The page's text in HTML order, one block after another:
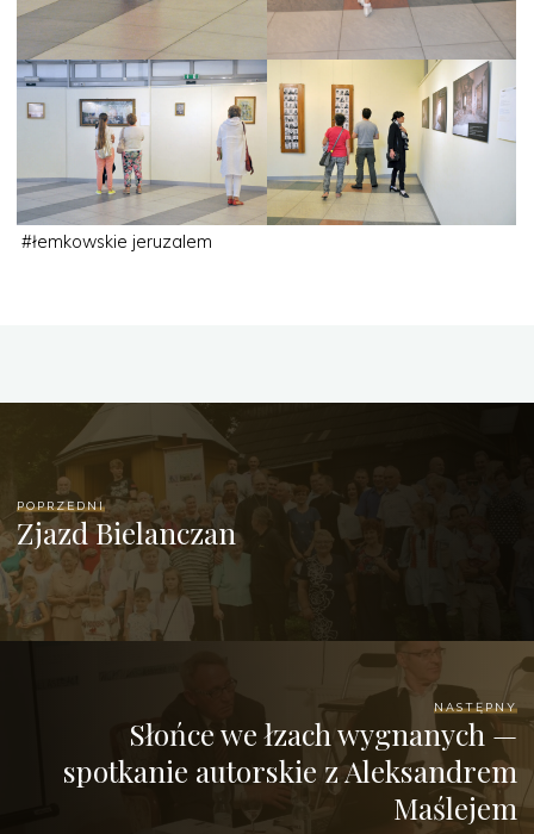
#łemkowskie jeruzalem
POPRZEDNI
Zjazd Bielanczan
NASTĘPNY
Słońce we łzach wygnanych —
spotkanie autorskie z Aleksandrem
Maślejem